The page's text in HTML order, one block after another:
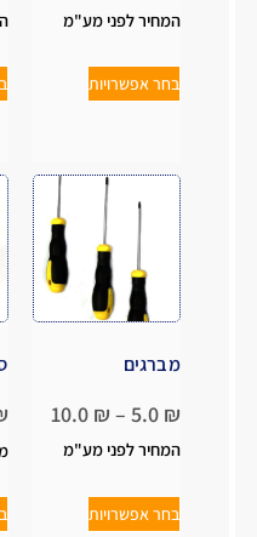
המחיר לפני מע"מ
בחר אפשרויות
מברגים
₪
5.0
–
₪
10.0
המחיר לפני מע"מ
בחר אפשרויות